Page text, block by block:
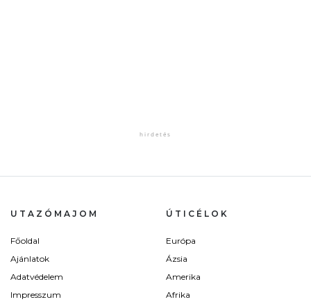
UTAZÓMAJOM
Főoldal
Ajánlatok
Adatvédelem
Impresszum
ÚTICÉLOK
Európa
Ázsia
Amerika
Afrika